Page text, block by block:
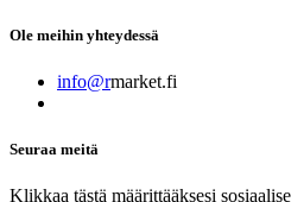
Ole meihin yhteydessä
info@rmarket.fi
Seuraa meitä
Klikkaa tästä määrittääksesi